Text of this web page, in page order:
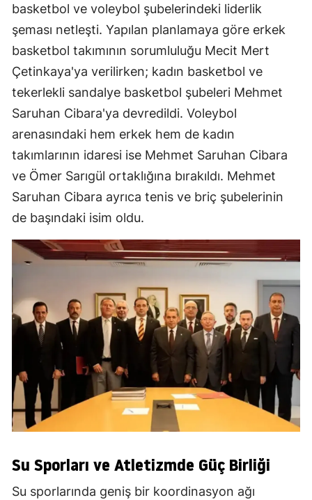
basketbol ve voleybol şubelerindeki liderlik
şeması netleşti. Yapılan planlamaya göre erkek
basketbol takımının sorumluluğu Mecit Mert
Çetinkaya'ya verilirken; kadın basketbol ve
tekerlekli sandalye basketbol şubeleri Mehmet
Saruhan Cibara'ya devredildi. Voleybol
arenasındaki hem erkek hem de kadın
takımlarının idaresi ise Mehmet Saruhan Cibara
ve Ömer Sarıgül ortaklığına bırakıldı. Mehmet
Saruhan Cibara ayrıca tenis ve briç şubelerinin
de başındaki isim oldu.
Su Sporları ve Atletizmde Güç Birliği
Su sporlarında geniş bir koordinasyon ağı